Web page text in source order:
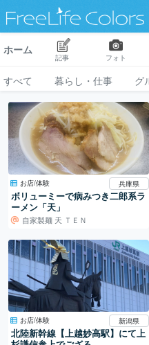
ホーム
記事 フォト
すべて 暮らし・仕事 グ
お店/体験 兵庫県
ボリューミーで病みつき二郎系ラ
ーメン「天」
自家製麺 天 ＴＥＮ
お店/体験 新潟県
北陸新幹線【上越妙高駅】にて上